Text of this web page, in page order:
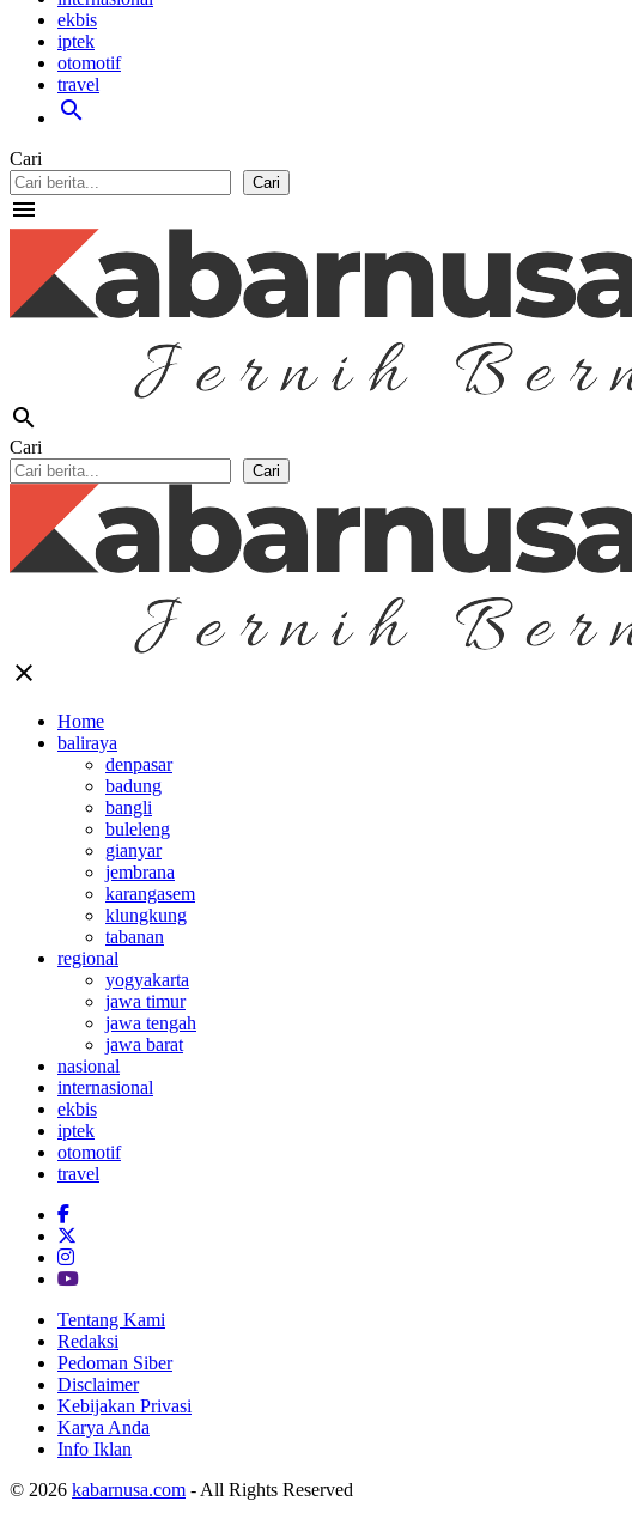
ekbis
iptek
otomotif
travel
search
Cari
Cari
menu
search
Cari
Cari
close
Home
baliraya
denpasar
badung
bangli
buleleng
gianyar
jembrana
karangasem
klungkung
tabanan
regional
yogyakarta
jawa timur
jawa tengah
jawa barat
nasional
internasional
ekbis
iptek
otomotif
travel
Tentang Kami
Redaksi
Pedoman Siber
Disclaimer
Kebijakan Privasi
Karya Anda
Info Iklan
© 2026 kabarnusa.com - All Rights Reserved